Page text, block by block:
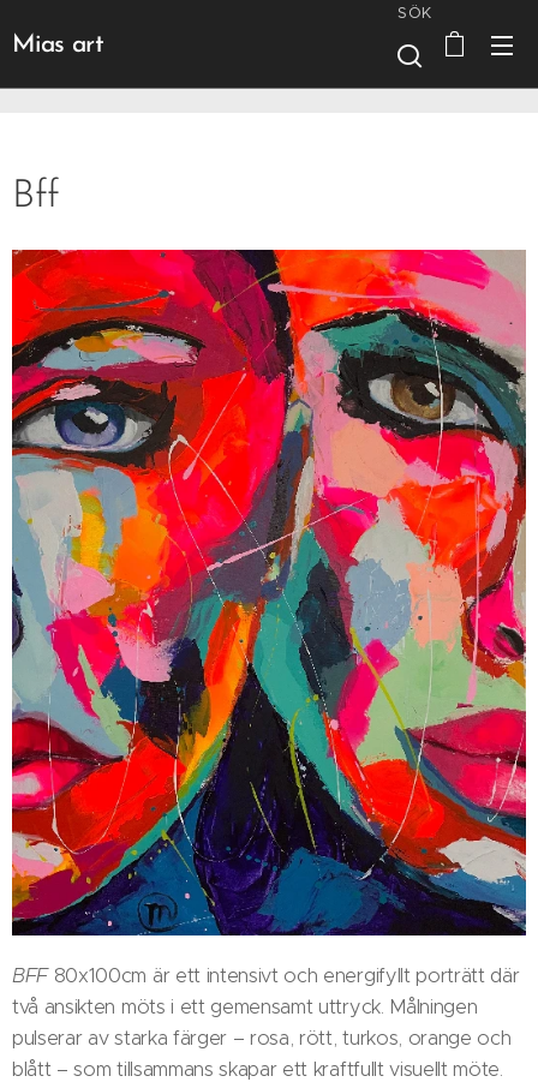
Mias art
SÖK
Bff
BFF80x100cm är ett intensivt och energifyllt porträtt där
två ansikten möts i ett gemensamt uttryck. Målningen
pulserar av starka färger – rosa, rött, turkos, orange och
blått – som tillsammans skapar ett kraftfullt visuellt möte.